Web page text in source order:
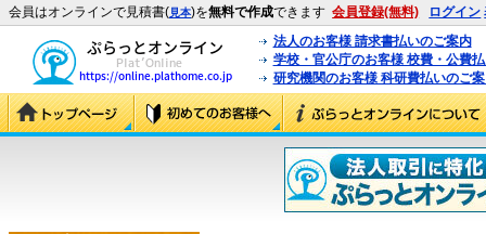
会員はオンラインで見積書(見本)を無料で作成できます 会員登録(無料) ログイン
法人のお客様 請求書払いのご案内
学校・官公庁のお客様 校費・公費
研究機関のお客様 科研費払いのご